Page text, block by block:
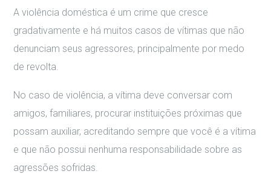
A violência doméstica é um crime que cresce
gradativamente e há muitos casos de vítimas que não
denunciam seus agressores, principalmente por medo
de revolta.
No caso de violência, a vítima deve conversar com
amigos, familiares, procurar instituições próximas que
possam auxiliar, acreditando sempre que você é a vítima
e que não possui nenhuma responsabilidade sobre as
agressões sofridas.